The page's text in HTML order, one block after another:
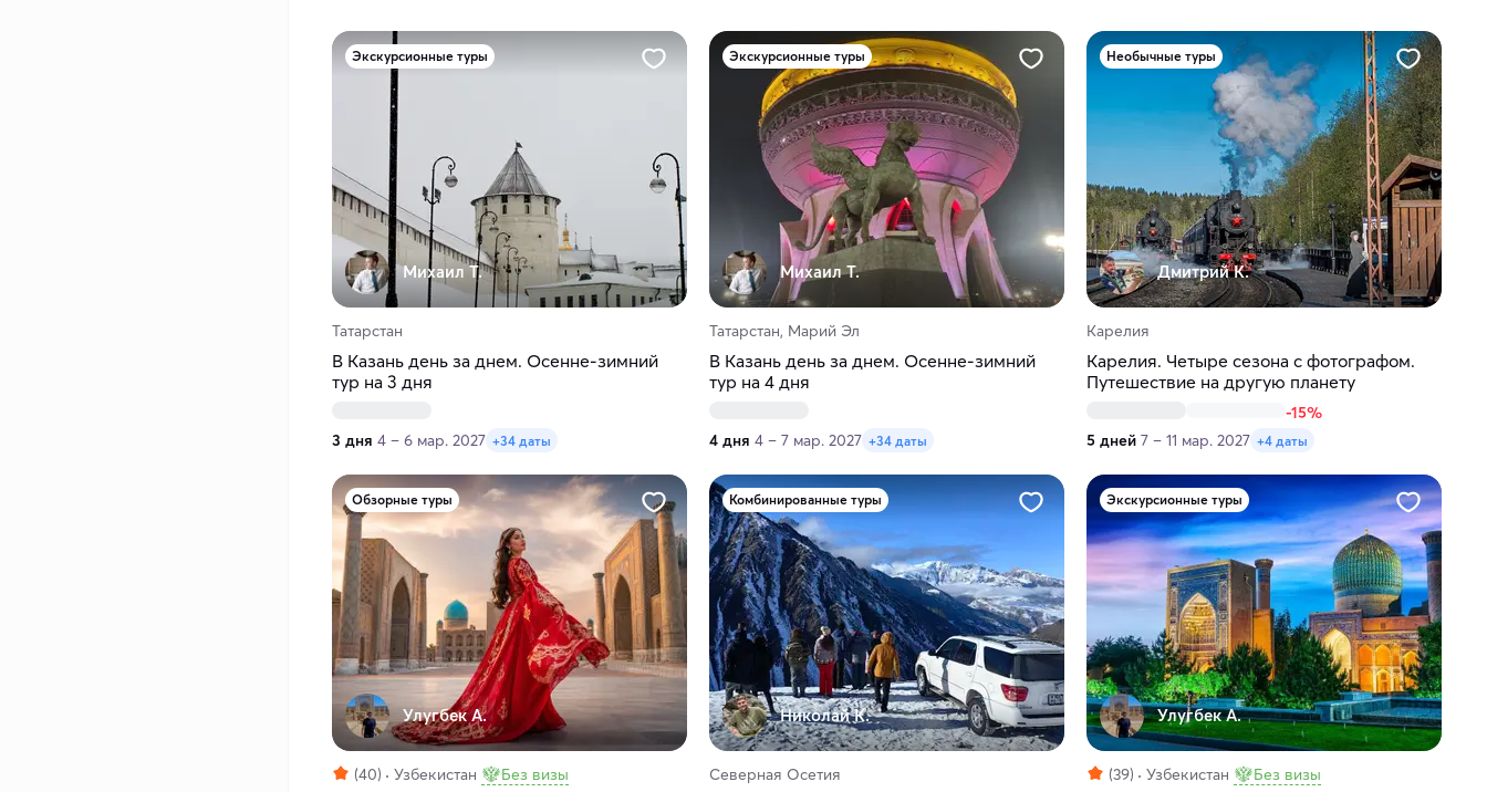
Экскурсионные туры
Михаил Т.
Татарстан
В Казань день за днем. Осенне-зимний
тур на 3 дня
3 дня 4 – 6 мар. 2027 +34 даты
Экскурсионные туры
Михаил Т.
Татарстан, Марий Эл
В Казань день за днем. Осенне-зимний
тур на 4 дня
4 дня 4 – 7 мар. 2027 +34 даты
Необычные туры
Дмитрий К.
Карелия
Карелия. Четыре сезона с фотографом.
Путешествие на другую планету
-15%
5 дней 7 – 11 мар. 2027 +4 даты
Обзорные туры
Улугбек А.
(40) Узбекистан Без визы
Комбинированные туры
Николай К.
Северная Осетия
Экскурсионные туры
Улугбек А.
(39) Узбекистан Без визы